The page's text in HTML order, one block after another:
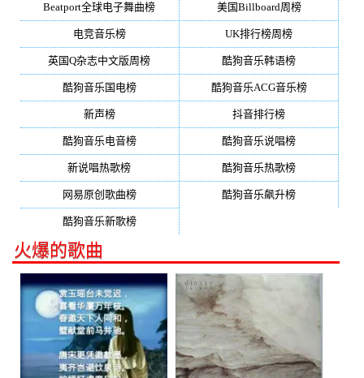
Beatport全球电子舞曲榜 美国Billboard周榜
电竞音乐榜 UK排行榜周榜
英国Q杂志中文版周榜 酷狗音乐韩语榜
酷狗音乐国电榜 酷狗音乐ACG音乐榜
新声榜 抖音排行榜
酷狗音乐电音榜 酷狗音乐说唱榜
新说唱热歌榜 酷狗音乐热歌榜
网易原创歌曲榜 酷狗音乐飙升榜
酷狗音乐新歌榜
火爆的歌曲